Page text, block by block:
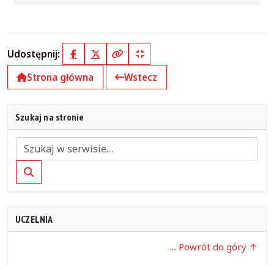
Udostępnij: FacebookX (Twitter)
Kopiuj pełny link
Kopiuj krótki link
Strona główna
Wstecz
Szukaj na stronie
Szukaj
UCZELNIA
… Powrót do góry